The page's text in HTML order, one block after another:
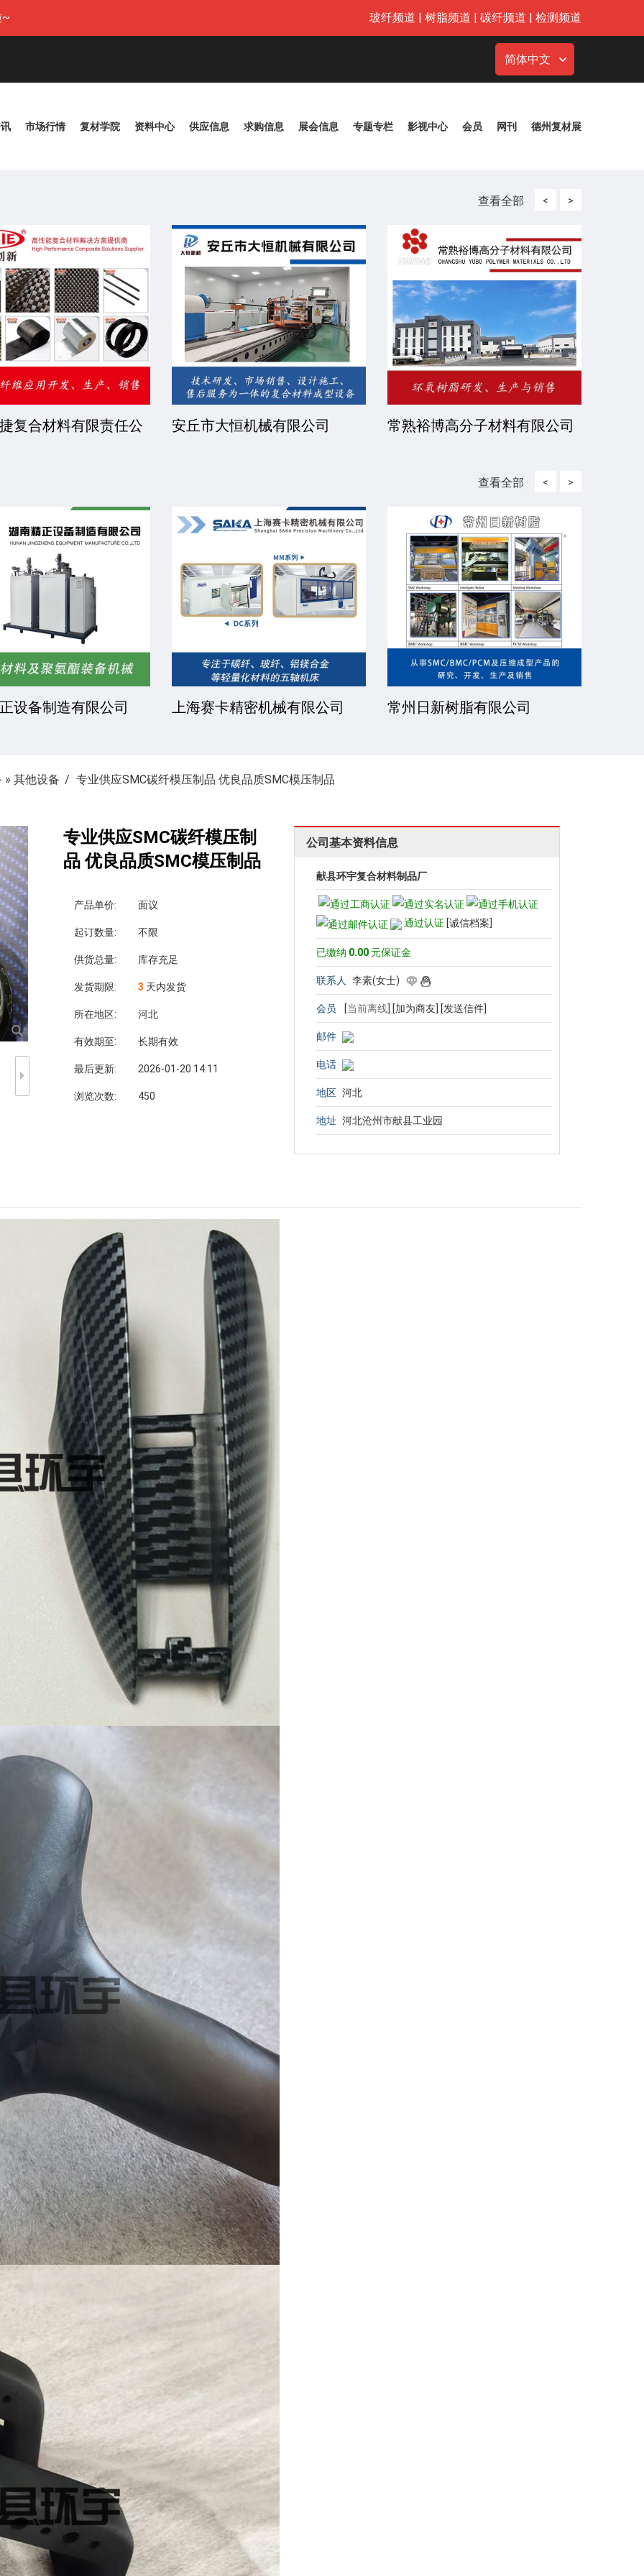
~ 玻纤频道 | 树脂频道 | 碳纤频道 | 检测频道
简体中文
市场行情 复材学院 资料中心 供应信息 求购信息 展会信息 专题专栏 影视中心 会员 网刊 德州复材展
查看全部 <
步智能装备有限公司
北京中远恒达涂装设备有限公
北京伊诺瓦科技有限公司
>
查看全部 <
文化工有限公司 安徽金骏复合材料有限公司 厦门一诺得复合材料有限公司
>
» 其他设备 专业供应SMC碳纤模压制品 优良品质SMC模压制品
专业供应SMC碳纤模压制
品 优良品质SMC模压制品
产品单价: 面议
起订数量: 不限
供货总量: 库存充足
发货期限: 3 天内发货
所在地区: 河北
有效期至: 长期有效
最后更新: 2026-01-20 14:11
浏览次数: 450
公司基本资料信息
献县环宇复合材料制品厂
通过认证 [诚信档案]
已缴纳 0.00 元保证金
联系人 李素(女士)
会员 [当前离线] [加为商友] [发送信件]
邮件
电话
地区 河北
地址 河北沧州市献县工业园